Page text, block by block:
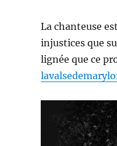
La chanteuse
injustices que
lignée que ce